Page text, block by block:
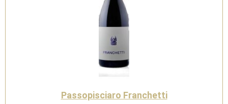
Passopisciaro Franchetti